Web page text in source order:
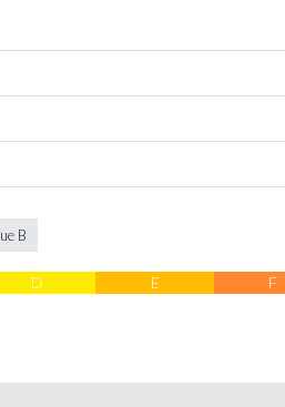
B
D E F